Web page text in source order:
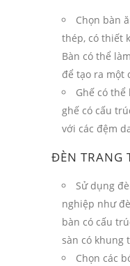
Chọn bàn
thép, có thiết
Bàn có thể
để tạo ra một
Ghế có thể
ghế có cấu
với các đệm
ĐÈN TRANG
Sử dụng
nghiệp như
bàn có cấu
sàn có khung
Chọn các